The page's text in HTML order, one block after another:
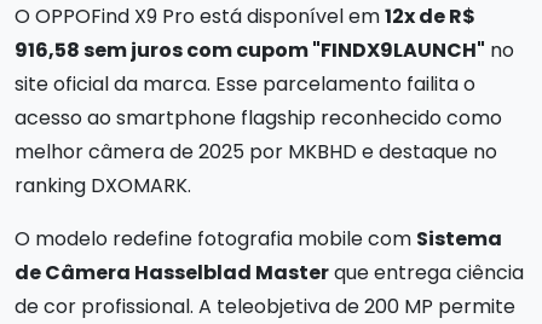
O OPPOFind X9 Pro está disponível em12x de R$
916,58 sem juros com cupom "FINDX9LAUNCH" no
site oficial da marca. Esse parcelamento failita o
acesso ao smartphone flagship reconhecido como
melhor câmera de 2025 por MKBHD e destaque no
ranking DXOMARK.
O modelo redefine fotografia mobile com Sistema
de Câmera Hasselblad Masterque entrega ciência
de cor profissional. A teleobjetiva de 200 MP permite